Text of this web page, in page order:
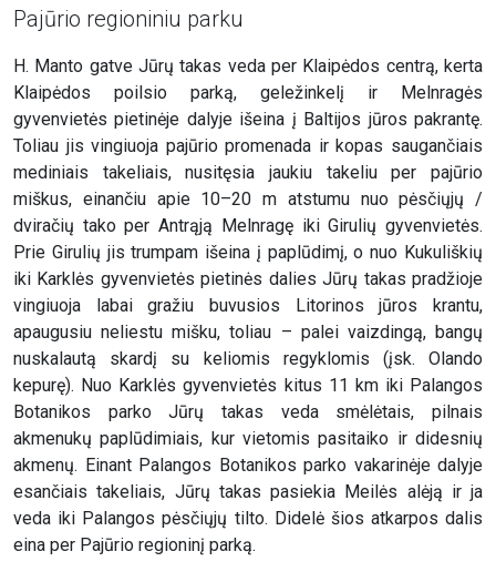
Pajūrio regioniniu parku
H. Manto gatve Jūrų takas veda per Klaipėdos centrą, kerta
Klaipėdos poilsio parką, geležinkelį ir Melnragės
gyvenvietės pietinėje dalyje išeina į Baltijos jūros pakrantę.
Toliau jis vingiuoja pajūrio promenada ir kopas saugančiais
mediniais takeliais, nusitęsia jaukiu takeliu per pajūrio
miškus, einančiu apie 10–20 m atstumu nuo pėsčiųjų /
dviračių tako per Antrąją Melnragę iki Girulių gyvenvietės.
Prie Girulių jis trumpam išeina į paplūdimį, o nuo Kukuliškių
iki Karklės gyvenvietės pietinės dalies Jūrų takas pradžioje
vingiuoja labai gražiu buvusios Litorinos jūros krantu,
apaugusiu neliestu mišku, toliau – palei vaizdingą, bangų
nuskalautą skardį su keliomis regyklomis (įsk. Olando
kepurę). Nuo Karklės gyvenvietės kitus 11 km iki Palangos
Botanikos parko Jūrų takas veda smėlėtais, pilnais
akmenukų paplūdimiais, kur vietomis pasitaiko ir didesnių
akmenų. Einant Palangos Botanikos parko vakarinėje dalyje
esančiais takeliais, Jūrų takas pasiekia Meilės alėją ir ja
veda iki Palangos pėsčiųjų tilto. Didelė šios atkarpos dalis
eina per Pajūrio regioninį parką.